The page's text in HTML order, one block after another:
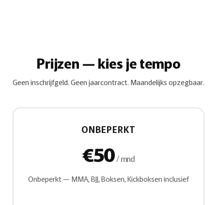
Prijzen — kies je tempo
Geen inschrijfgeld. Geen jaarcontract. Maandelijks opzegbaar.
ONBEPERKT
€50/ mnd
Onbeperkt — MMA, BJJ, Boksen, Kickboksen inclusief